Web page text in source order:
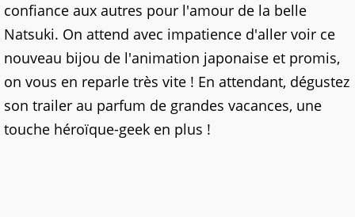
confiance aux autres pour l'amour de la belle
Natsuki. On attend avec impatience d'aller voir ce
nouveau bijou de l'animation japonaise et promis,
on vous en reparle très vite ! En attendant, dégustez
son trailer au parfum de grandes vacances, une
touche héroïque-geek en plus !